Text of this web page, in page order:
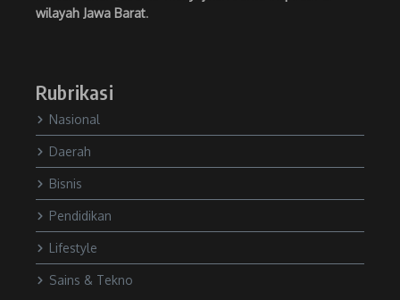
wilayah Jawa Barat.
Rubrikasi
Nasional
Daerah
Bisnis
Pendidikan
Lifestyle
Sains & Tekno